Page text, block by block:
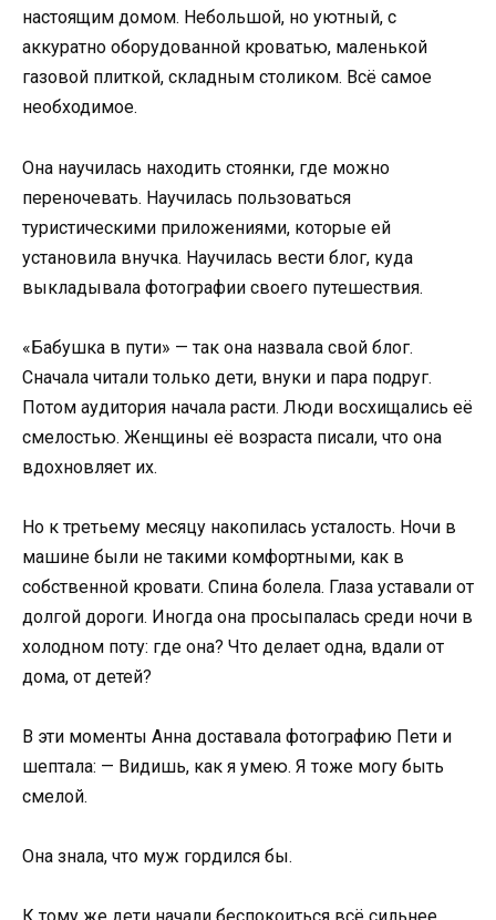
настоящим домом. Небольшой, но уютный, с
аккуратно оборудованной кроватью, маленькой
газовой плиткой, складным столиком. Всё самое
необходимое.
Она научилась находить стоянки, где можно
переночевать. Научилась пользоваться
туристическими приложениями, которые ей
установила внучка. Научилась вести блог, куда
выкладывала фотографии своего путешествия.
«Бабушка в пути» — так она назвала свой блог.
Сначала читали только дети, внуки и пара подруг.
Потом аудитория начала расти. Люди восхищались её
смелостью. Женщины её возраста писали, что она
вдохновляет их.
Но к третьему месяцу накопилась усталость. Ночи в
машине были не такими комфортными, как в
собственной кровати. Спина болела. Глаза уставали от
долгой дороги. Иногда она просыпалась среди ночи в
холодном поту: где она? Что делает одна, вдали от
дома, от детей?
В эти моменты Анна доставала фотографию Пети и
шептала: — Видишь, как я умею. Я тоже могу быть
смелой.
Она знала, что муж гордился бы.